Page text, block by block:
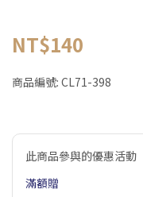
NT$140
商品編號: CL71-398
此商品參與的優惠活動
滿額贈